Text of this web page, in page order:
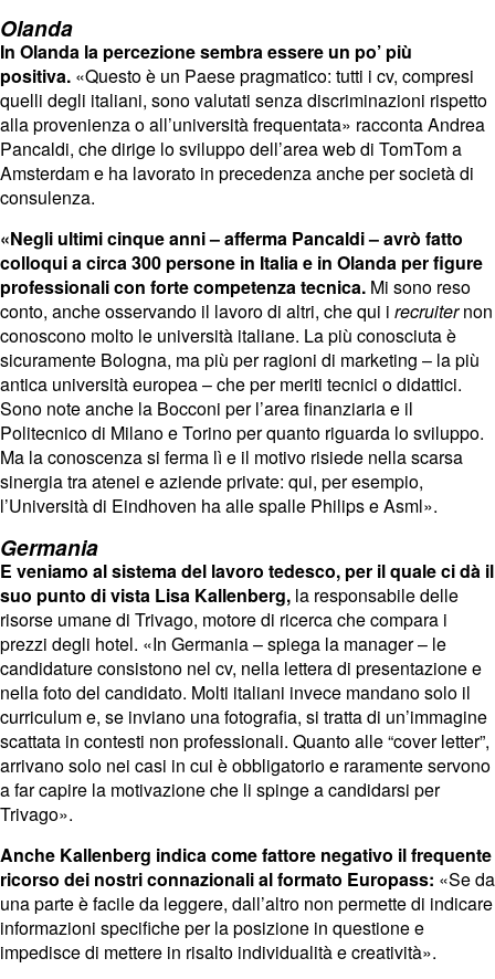
Olanda
In Olanda la percezione sembra essere un po’ più
positiva. «Questo è un Paese pragmatico: tutti i cv, compresi
quelli degli italiani, sono valutati senza discriminazioni rispetto
alla provenienza o all’università frequentata» racconta Andrea
Pancaldi, che dirige lo sviluppo dell’area web di TomTom a
Amsterdam e ha lavorato in precedenza anche per società di
consulenza.
«Negli ultimi cinque anni – afferma Pancaldi – avrò fatto
colloqui a circa 300 persone in Italia e in Olanda per figure
professionali con forte competenza tecnica. Mi sono reso
conto, anche osservando il lavoro di altri, che qui i recruiternon
conoscono molto le università italiane. La più conosciuta è
sicuramente Bologna, ma più per ragioni di marketing – la più
antica università europea – che per meriti tecnici o didattici.
Sono note anche la Bocconi per l’area finanziaria e il
Politecnico di Milano e Torino per quanto riguarda lo sviluppo.
Ma la conoscenza si ferma lì e il motivo risiede nella scarsa
sinergia tra atenei e aziende private: qui, per esempio,
l’Università di Eindhoven ha alle spalle Philips e Asml».
Germania
E veniamo al sistema del lavoro tedesco, per il quale ci dà il
suo punto di vista Lisa Kallenberg, la responsabile delle
risorse umane di Trivago, motore di ricerca che compara i
prezzi degli hotel. «In Germania – spiega la manager – le
candidature consistono nel cv, nella lettera di presentazione e
nella foto del candidato. Molti italiani invece mandano solo il
curriculum e, se inviano una fotografia, si tratta di un’immagine
scattata in contesti non professionali. Quanto alle “cover letter”,
arrivano solo nei casi in cui è obbligatorio e raramente servono
a far capire la motivazione che li spinge a candidarsi per
Trivago».
Anche Kallenberg indica come fattore negativo il frequente
ricorso dei nostri connazionali al formato Europass: «Se da
una parte è facile da leggere, dall’altro non permette di indicare
informazioni specifiche per la posizione in questione e
impedisce di mettere in risalto individualità e creatività».